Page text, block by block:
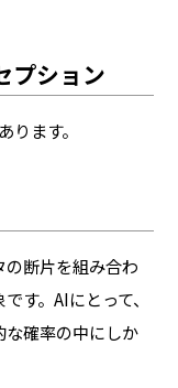
プション
ます。
断片を組み合わ
す。AIにとって、
確率の中にしか